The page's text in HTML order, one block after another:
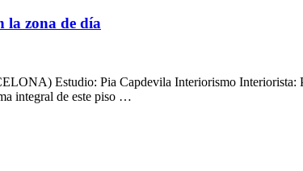
la zona de día
Estudio: Pia Capdevila Interiorismo Interiorista:
integral de este piso …